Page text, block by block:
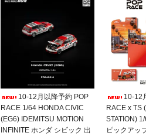
10-12月以降予約 POP
RACE 1/64 HONDA CIVIC
(EG6) IDEMITSU MOTION
INFINITE ホンダ シビック 出
10-12
RACE x TS
STATION)
ピックアッ